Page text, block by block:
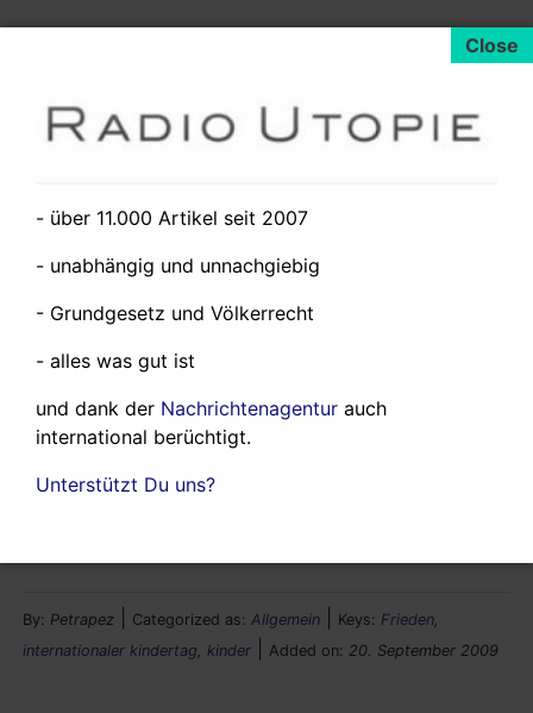
Den folgenden Artikel zum Thema lesen:
01.06.2009Internationaler Kindertag – den Kindern
By: Petrapez Categorized as: Allgemein Keys: Frieden
internationaler kindertag
kinder Added on: 20. September 2009
- über 11.000 Artikel seit 2007
- unabhängig und unnachgiebig
- Grundgesetz und Völkerrecht
- alles was gut ist
und dank der Nachrichtenagentur auch
international berüchtigt.
Unterstützt Du uns?